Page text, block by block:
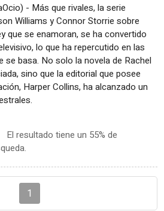
- Más que rivales, la serie
Williams y Connor Storrie sobre
que se enamoran, se ha convertido
lo que ha repercutido en las
se basa. No solo la novela de Rachel
sino que la editorial que posee
Harper Collins, ha alcanzado un
El resultado tiene un 55% de
1